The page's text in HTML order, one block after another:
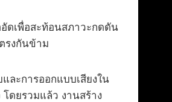
ดเพื่อสะท้อนสภาวะกดดัน
รงกันข้าม
ละการออกแบบเสียงใน
ดยรวมแล้ว งานสร้าง